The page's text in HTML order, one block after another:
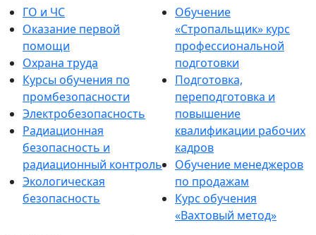
ГО и ЧС
Оказание первой
помощи
Охрана труда
Курсы обучения по
промбезопасности
Электробезопасность
Радиационная
безопасность и
радиационный контроль
Экологическая
безопасность
Обучение
«Стропальщик» курс
профессиональной
подготовки
Подготовка,
переподготовка и
повышение
квалификации рабочих
кадров
Обучение менеджеров
по продажам
Курс обучения
«Вахтовый метод»